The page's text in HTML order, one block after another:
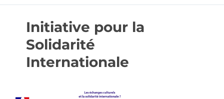
Initiative pour la
Solidarité
Internationale